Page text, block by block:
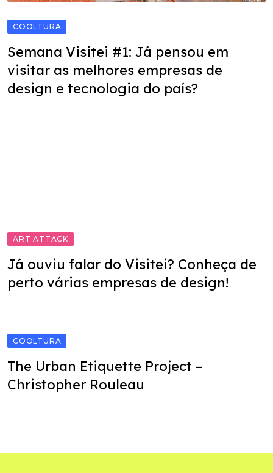
COOLTURA
Semana Visitei #1: Já pensou em
visitar as melhores empresas de
design e tecnologia do país?
ART ATTACK
Já ouviu falar do Visitei? Conheça de
perto várias empresas de design!
COOLTURA
The Urban Etiquette Project –
Christopher Rouleau